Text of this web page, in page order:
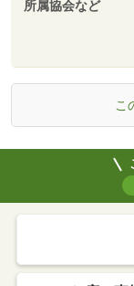
所属協会など
こ